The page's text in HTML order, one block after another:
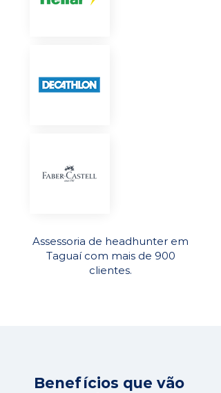
Assessoria de headhunter em
Taguaí com mais de 900
clientes.
Benefícios que vão